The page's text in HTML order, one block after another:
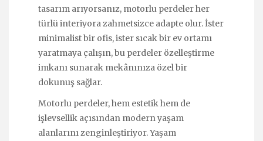
tasarım arıyorsanız, motorlu perdeler her
türlü interiyora zahmetsizce adapte olur. İster
minimalist bir ofis, ister sıcak bir ev ortamı
yaratmaya çalışın, bu perdeler özelleştirme
imkanı sunarak mekânınıza özel bir
dokunuş sağlar.
Motorlu perdeler, hem estetik hem de
işlevsellik açısından modern yaşam
alanlarını zenginleştiriyor. Yaşam